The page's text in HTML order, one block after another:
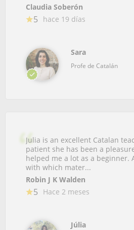
Claudia Soberón
5 hace 19 días
Sara
Profe de Catalán
Julia is an excellent Catalan
patient she has been a
helped me a lot as a beginner.
with which mater...
Robin J K Walden
5 Hace 2 meses
Júlia